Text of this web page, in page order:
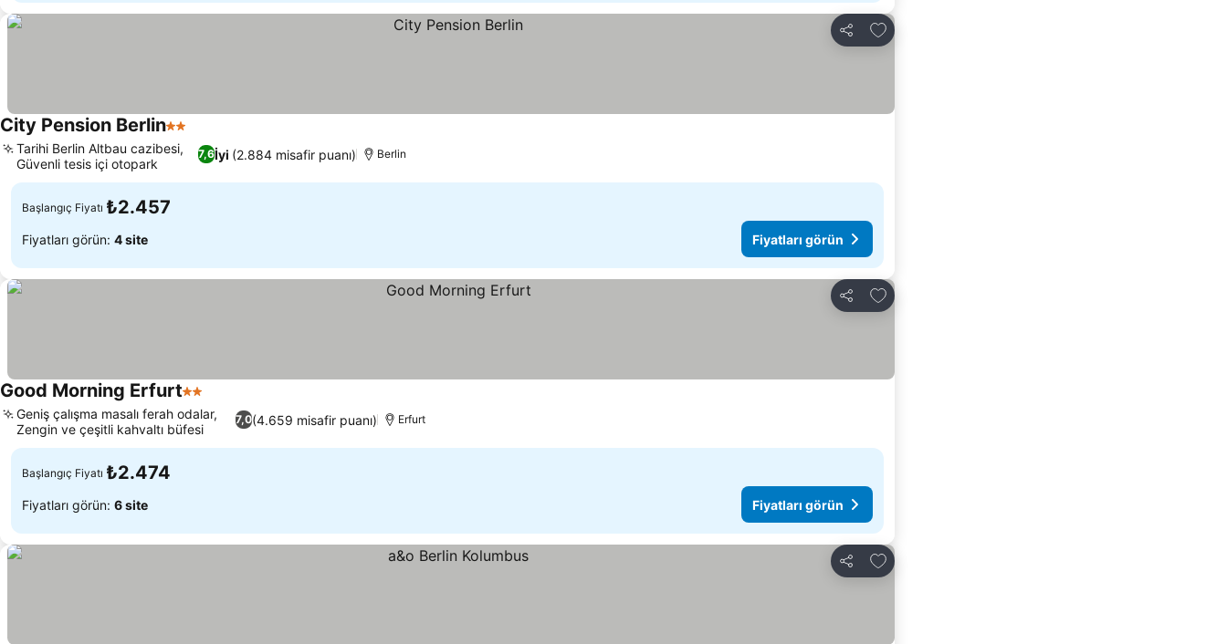
Paylaş
Favorilerime ekle
City Pension Berlin2 Yıldız
7,6İyi (2.884 misafir puanı)
Tarihi Berlin Altbau cazibesi,
Güvenli tesis içi otopark
Berlin
Başlangıç Fiyatı ₺2.457
Fiyatları görün: 4 site Fiyatları görün
Paylaş
Favorilerime ekle
Good Morning Erfurt2 Yıldız
7,0(4.659 misafir puanı)
Geniş çalışma masalı ferah odalar,
Zengin ve çeşitli kahvaltı büfesi
Erfurt
Başlangıç Fiyatı ₺2.474
Fiyatları görün: 6 site Fiyatları görün
Paylaş
Favorilerime ekle